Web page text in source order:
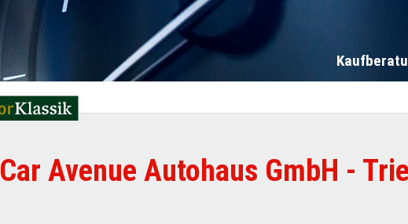
Car Avenue Autohaus GmbH -